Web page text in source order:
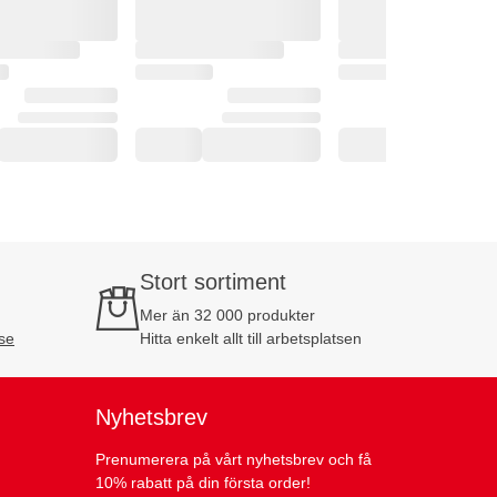
Stort sortiment
Mer än 32 000 produkter
Hitta enkelt allt till arbetsplatsen
Nyhetsbrev
Prenumerera på vårt nyhetsbrev och få
10% rabatt på din första order!